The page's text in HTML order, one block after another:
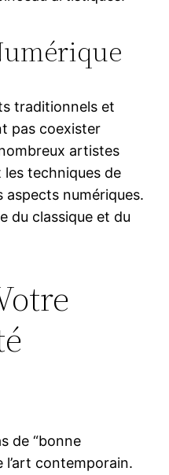
traditionnels et
pas coexister
artistes
techniques de
numériques.
du classique et du
de “bonne
l’art contemporain.